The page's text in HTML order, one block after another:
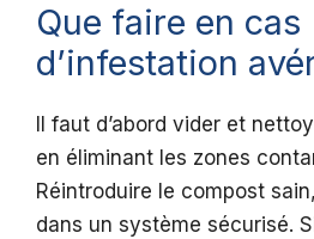
Que faire en cas
d’infestation
Il faut d’abord vider et
en éliminant les zones
Réintroduire le compost
dans un système sécurisé.